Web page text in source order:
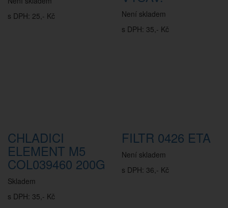
s DPH: 25,- Kč
Není skladem
s DPH: 35,- Kč
CHLADICI
ELEMENT M5
COL039460 200G
Skladem
s DPH: 35,- Kč
FILTR 0426 ETA
Není skladem
s DPH: 36,- Kč